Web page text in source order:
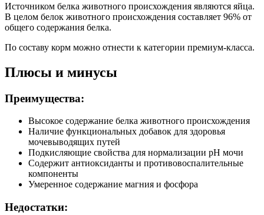
Клетчатка (%)
2.5
Зола (%)
7.5
Влага (%)
Калорийность (ккал/100г) 389
Источником белка животного происхождения являются яйца.
В целом белок животного происхождения составляет 96% от
общего содержания белка.
По составу корм можно отнести к категории премиум-класса.
Плюсы и минусы
Преимущества:
Высокое содержание белка животного происхождения
Наличие функциональных добавок для здоровья
мочевыводящих путей
Подкисляющие свойства для нормализации pH мочи
Содержит антиоксиданты и противовоспалительные
компоненты
Умеренное содержание магния и фосфора
Недостатки: